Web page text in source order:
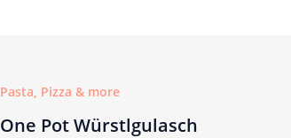
Pasta, Pizza & more
One Pot Würstlgulasch